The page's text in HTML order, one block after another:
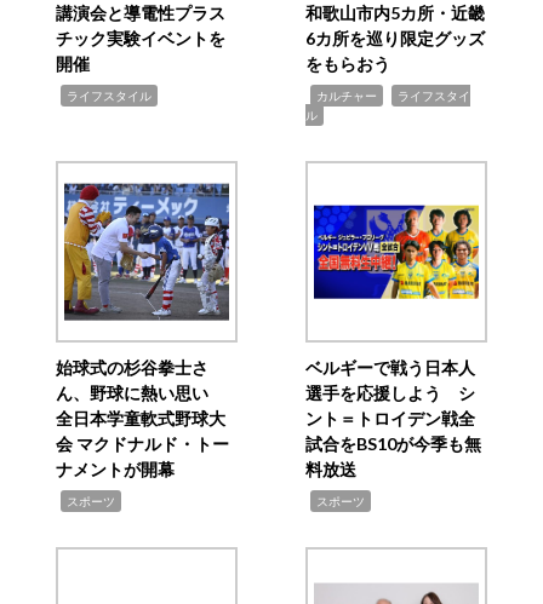
講演会と導電性プラス
チック実験イベントを
開催
ライフスタイル
和歌山市内5カ所・近畿
6カ所を巡り限定グッズ
をもらおう
カルチャー
ライフスタイ
ル
始球式の杉谷拳士さ
ん、野球に熱い思い
全日本学童軟式野球大
会 マクドナルド・トー
ナメントが開幕
スポーツ
ベルギーで戦う日本人
選手を応援しよう シ
ント＝トロイデン戦全
試合をBS10が今季も無
料放送
スポーツ